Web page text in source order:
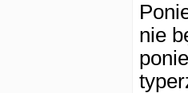
nie